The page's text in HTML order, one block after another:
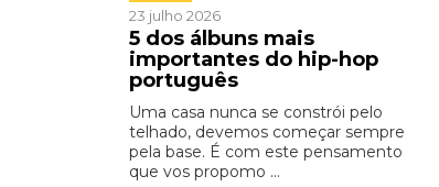
23 julho 2026
5 dos álbuns mais
importantes do hip-hop
português
Uma casa nunca se constrói pelo
telhado, devemos começar sempre
pela base. É com este pensamento
que vos propomo ...